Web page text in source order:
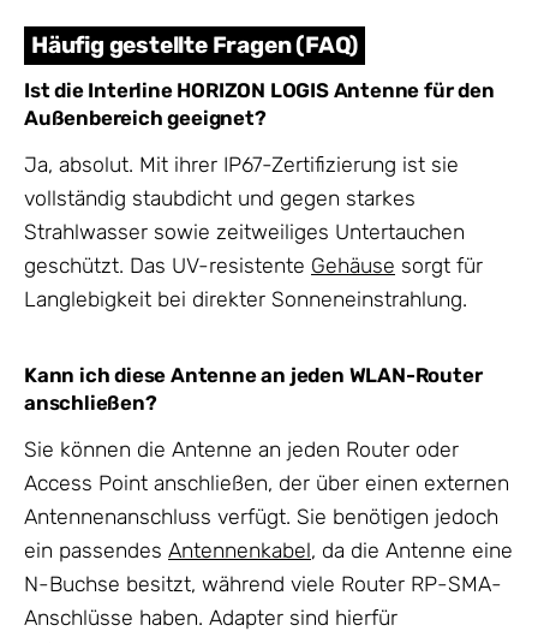
Häufig gestellte Fragen (FAQ)
Ist die Interline HORIZON LOGIS Antenne für den
Außenbereich geeignet?
Ja, absolut. Mit ihrer IP67-Zertifizierung ist sie
vollständig staubdicht und gegen starkes
Strahlwasser sowie zeitweiliges Untertauchen
geschützt. Das UV-resistente Gehäuse sorgt für
Langlebigkeit bei direkter Sonneneinstrahlung.
Kann ich diese Antenne an jeden WLAN-Router
anschließen?
Sie können die Antenne an jeden Router oder
Access Point anschließen, der über einen externen
Antennenanschluss verfügt. Sie benötigen jedoch
ein passendes Antennenkabel, da die Antenne eine
N-Buchse besitzt, während viele Router RP-SMA-
Anschlüsse haben. Adapter sind hierfür